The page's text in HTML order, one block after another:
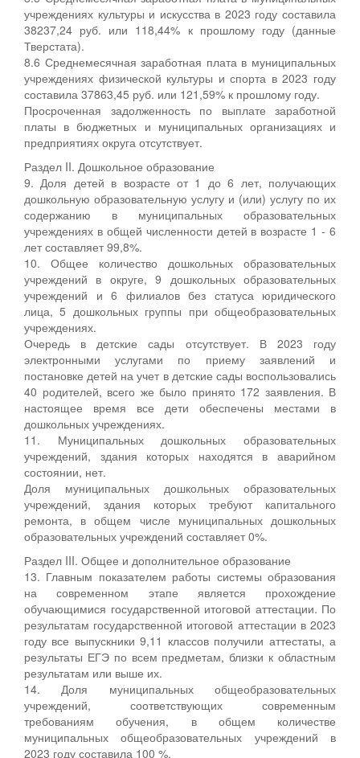
учреждениях культуры и искусства в 2023 году составила
38237,24 руб. или 118,44% к прошлому году (данные
Тверстата).
8.6 Среднемесячная заработная плата в муниципальных
учреждениях физической культуры и спорта в 2023 году
составила 37863,45 руб. или 121,59% к прошлому году.
Просроченная задолженность по выплате заработной
платы в бюджетных и муниципальных организациях и
предприятиях округа отсутствует.
Раздел II. Дошкольное образование
9. Доля детей в возрасте от 1 до 6 лет, получающих
дошкольную образовательную услугу и (или) услугу по их
содержанию в муниципальных образовательных
учреждениях в общей численности детей в возрасте 1 - 6
лет составляет 99,8%.
10. Общее количество дошкольных образовательных
учреждений в округе, 9 дошкольных образовательных
учреждений и 6 филиалов без статуса юридического
лица, 5 дошкольных группы при общеобразовательных
учреждениях.
Очередь в детские сады отсутствует. В 2023 году
электронными услугами по приему заявлений и
постановке детей на учет в детские сады воспользовались
40 родителей, всего же было принято 172 заявления. В
настоящее время все дети обеспечены местами в
дошкольных учреждениях.
11. Муниципальных дошкольных образовательных
учреждений, здания которых находятся в аварийном
состоянии, нет.
Доля муниципальных дошкольных образовательных
учреждений, здания которых требуют капитального
ремонта, в общем числе муниципальных дошкольных
образовательных учреждений составляет 0%.
Раздел III. Общее и дополнительное образование
13. Главным показателем работы системы образования
на современном этапе является прохождение
обучающимися государственной итоговой аттестации. По
результатам государственной итоговой аттестации в 2023
году все выпускники 9,11 классов получили аттестаты, а
результаты ЕГЭ по всем предметам, близки к областным
результатам или выше их.
14. Доля муниципальных общеобразовательных
учреждений, соответствующих современным
требованиям обучения, в общем количестве
муниципальных общеобразовательных учреждений в
2023 году составила 100 %.